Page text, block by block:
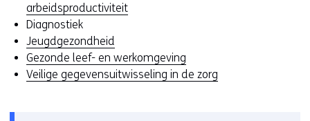
e
e
?
arbeidsproductiviteit
Diagnostiek
Jeugdgezondheid
Gezonde leef- en werkomgeving
Veilige gegevensuitwisseling in de zorg